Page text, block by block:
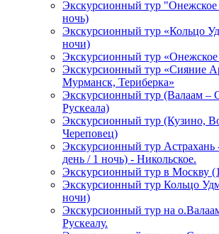
Экскурсионный тур "Онежское
ночь)
Экскурсионный тур «Кольцо
ночи)
Экскурсионный тур «Онежское
Экскурсионный тур «Сияние
Мурманск, Териберка»
Экскурсионный тур (Валаам –
Рускеала)
Экскурсионный тур (Кузино,
Череповец)
Экскурсионный тур Астрахань
день / 1 ночь) - Никольское.
Экскурсионный тур в Москву
Экскурсионный тур Кольцо
ночи)
Экскурсионный тур на
Рускеалу.